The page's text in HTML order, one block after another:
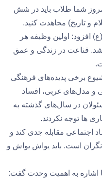
شما طلاب باید در شش
و تاریخ) مجاهدت کنید.
افزود: اولین وظیفه هر
قناعت در زندگی و عمق
برخی پدیده‌های فرهنگی
و مدل‌های غربی، افساد
در سال‌های گذشته به
ها توجه نکردند.
اجتماعی مقابله جدی کند و
است. باید یواش یواش و
با اشاره به اهمیت وحدت گفت: